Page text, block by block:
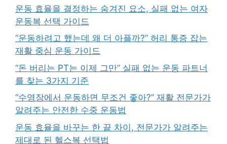
운동 효율을 결정하는 숨겨진 요소, 실패 없는 여자
운동복 선택 가이드
“운동하려고 했는데 왜 더 아플까?” 허리 통증 잡는
재활 중심 운동 가이드
“돈 버리는 PT는 이제 그만” 실패 없는 운동 파트너
를 찾는 3가지 기준
“수영장에서 운동하면 무조건 좋아?” 재활 전문가가
알려주는 안전한 수중 운동법
운동 효율을 바꾸는 한 끝 차이, 전문가가 알려주는
제대로 된 헬스복 선택법